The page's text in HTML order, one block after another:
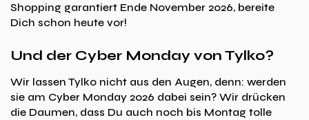
Shopping garantiert Ende November 2026, bereite
Dich schon heute vor!
Und der Cyber Monday von Tylko?
Wir lassen Tylko nicht aus den Augen, denn: werden
sie am Cyber Monday 2026 dabei sein? Wir drücken
die Daumen, dass Du auch noch bis Montag tolle